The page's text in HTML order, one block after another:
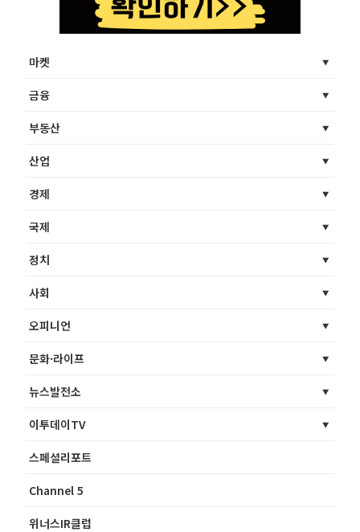
마켓
금융
부동산
산업
경제
국제
정치
사회
오피니언
문화·라이프
뉴스발전소
이투데이TV
스페셜리포트
Channel 5
위너스IR클럽